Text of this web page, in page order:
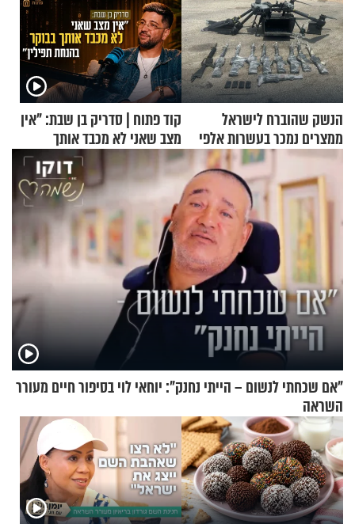
הנשק שהוברח לישראל
ממצרים נמכר בעשרות אלפי
שקלים
קוד פתוח | סדריק בן שבת: "אין
מצב שאני לא מכבד אותך
בבוקר בהנחת תפילין"
"אם שכחתי לנשום – הייתי נחנק": יוחאי לוי בסיפור חיים מעורר
השראה